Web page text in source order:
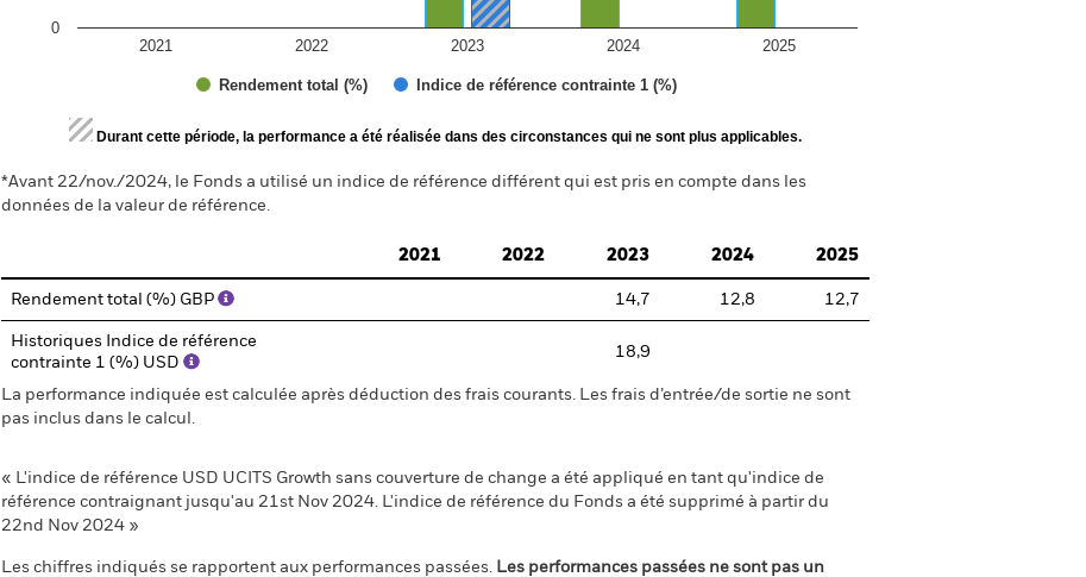
Rendement total (%) Indice de référence contrainte 1 (%)
2021 2022 2023 2024 2025
0
End of interactive chart.
Durant cette période, la performance a été réalisée dans des circonstances qui ne sont plus applicables.
*Avant 22/nov./2024, le Fonds a utilisé un indice de référence différent qui est pris en compte dans les
données de la valeur de référence.
2021 2022 2023 2024 2025
Rendement total (%) GBP 14,7 12,8 12,7
Historiques Indice de référence
contrainte 1 (%) USD
18,9
La performance indiquée est calculée après déduction des frais courants. Les frais d’entrée/de sortie ne sont
pas inclus dans le calcul.
« L'indice de référence USD UCITS Growth sans couverture de change a été appliqué en tant qu'indice de
référence contraignant jusqu'au 21st Nov 2024. L'indice de référence du Fonds a été supprimé à partir du
22nd Nov 2024 »
Les chiffres indiqués se rapportent aux performances passées. Les performances passées ne sont pas un